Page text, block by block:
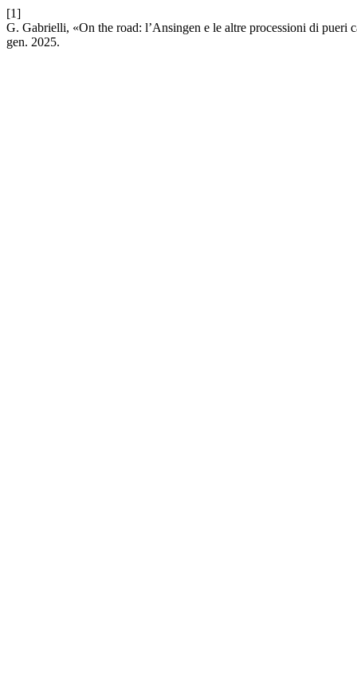
[1]
G. Gabrielli, «On the road: l’Ansingen e le altre processioni di
gen. 2025.